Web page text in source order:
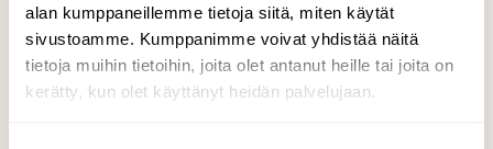
alan kumppaneillemme tietoja siitä, miten käytät
sivustoamme. Kumppanimme voivat yhdistää näitä
tietoja muihin tietoihin, joita olet antanut heille tai joita on
kerätty, kun olet käyttänyt heidän palvelujaan.